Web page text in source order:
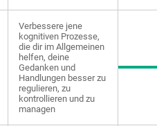
Verbessere jene
kognitiven Prozesse,
die dir im Allgemeinen
helfen, deine
Gedanken und
Handlungen besser zu
regulieren, zu
kontrollieren und zu
managen